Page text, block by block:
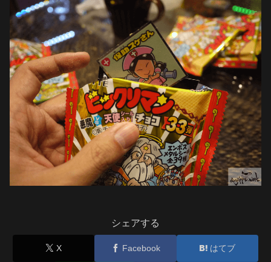
シェアする
X Facebook はてブ